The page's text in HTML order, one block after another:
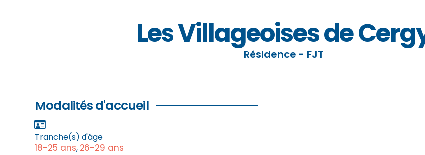
Les Villageoises de
Résidence - FJT
Modalités d'accueil
Tranche(s) d'âge
18-25 ans, 26-29 ans